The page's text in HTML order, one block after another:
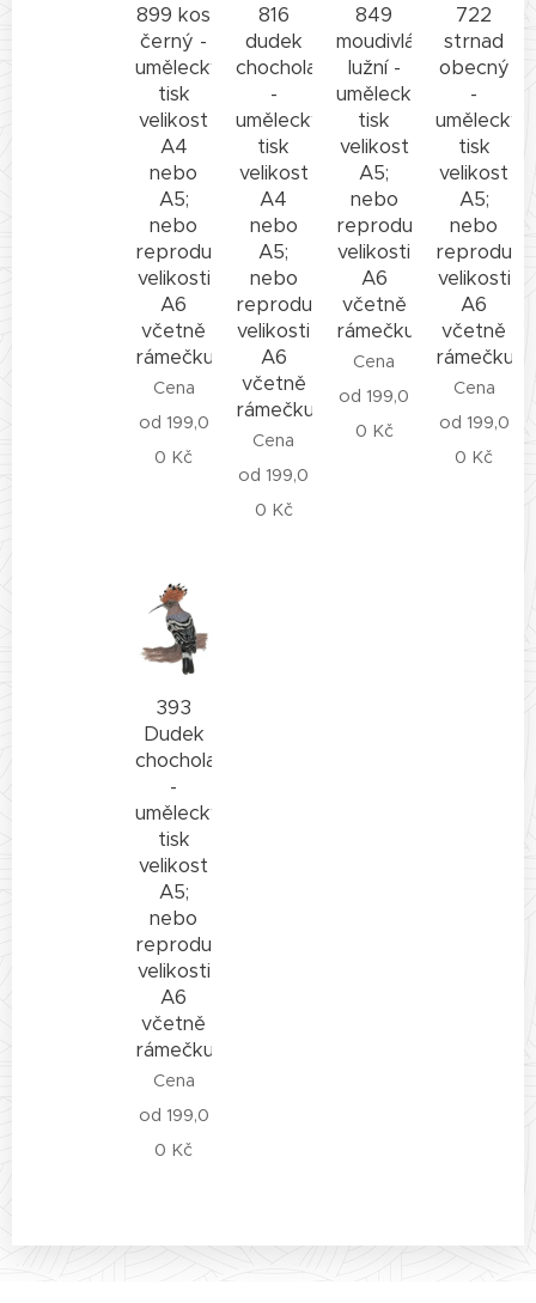
899 kos
černý -
umělecký
tisk
velikost
A4
nebo
A5;
nebo
reprodukce
velikosti
A6
včetně
rámečku
Cena
od 199,0
0 Kč
816
dudek
chocholatý
-
umělecký
tisk
velikost
A4
nebo
A5;
nebo
reprodukce
velikosti
A6
včetně
rámečku
Cena
od199,0
0 Kč
849
moudivláček
lužní -
umělecký
tisk
velikost
A5;
nebo
reprodukce
velikosti
A6
včetně
rámečku
Cena
od199,0
0 Kč
722
strnad
obecný
-
umělecký
tisk
velikost
A5;
nebo
velikosti
A6
včetně
rámečku
Cena
od 199,0
0 Kč
393
Dudek
chocholatý
-
umělecký
tisk
velikost
A5;
nebo
reprodukce
velikosti
A6
včetně
rámečku
Cena
od 199,0
0 Kč